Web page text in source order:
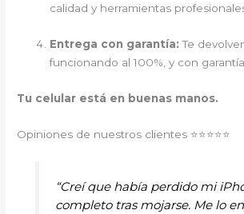
calidad y herramientas
Entrega con garantía: Te
funcionando al 100%, y con
Tu celular está en buenas manos.
Opiniones de nuestros clientes ⭐⭐⭐⭐⭐
“Creí que había perdido mi
completo tras mojarse. Me lo